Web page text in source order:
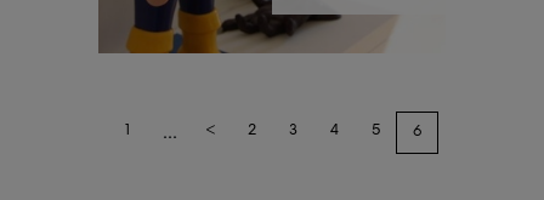
1 ... < 2 3 4 5 6